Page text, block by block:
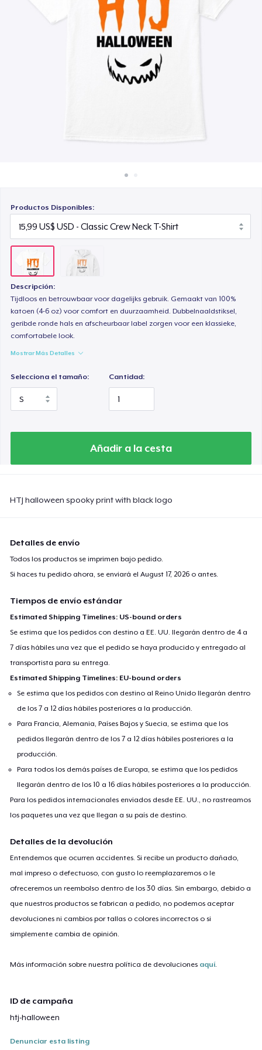
Venda en todas partes
Venda lo que sea
Productos Disponibles:
Descripción:
Tijdloos en betrouwbaar voor dagelijks gebruik. Gemaakt van 100%
katoen (4-6 oz) voor comfort en duurzaamheid. Dubbelnaaldstiksel,
geribde ronde hals en afscheurbaar label zorgen voor een klassieke,
comfortabele look.
Mostrar Más Detalles
Selecciona el tamaño: Cantidad:
Añadir a la cesta
HTJ halloween spooky print with black logo
Detalles de envío
Todos los productos se imprimen bajo pedido.
Si haces tu pedido ahora, se enviará elAugust 17, 2026 o antes.
Tiempos de envío estándar
Estimated Shipping Timelines: US-bound orders
Se estima que los pedidos con destino a EE. UU. llegarán dentro de 4 a
7 días hábiles una vez que el pedido se haya producido y entregado al
transportista para su entrega.
Estimated Shipping Timelines: EU-bound orders
Se estima que los pedidos con destino al Reino Unido llegarán dentro
de los 7 a 12 días hábiles posteriores a la producción.
Para Francia, Alemania, Países Bajos y Suecia, se estima que los
pedidos llegarán dentro de los 7 a 12 días hábiles posteriores a la
producción.
Para todos los demás países de Europa, se estima que los pedidos
llegarán dentro de los 10 a 16 días hábiles posteriores a la producción.
Para los pedidos internacionales enviados desde EE. UU., no rastreamos
los paquetes una vez que llegan a su país de destino.
Detalles de la devolución
Entendemos que ocurren accidentes. Si recibe un producto dañado,
mal impreso o defectuoso, con gusto lo reemplazaremos o le
ofreceremos un reembolso dentro de los 30 días. Sin embargo, debido a
que nuestros productos se fabrican a pedido, no podemos aceptar
devoluciones ni cambios por tallas o colores incorrectos o si
simplemente cambia de opinión.
Más información sobre nuestra política de devoluciones aquí.
ID de campaña
htj-halloween
Denunciar esta listing